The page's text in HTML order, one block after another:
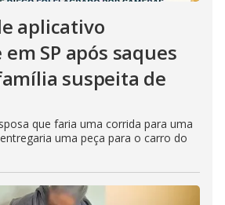
aplicativo
SP após saques
suspeita de
que faria uma corrida para uma
uma peça para o carro do